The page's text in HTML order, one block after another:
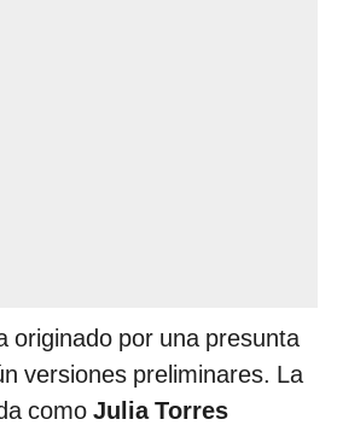
originado por una presunta
versiones preliminares. La
como Julia Torres